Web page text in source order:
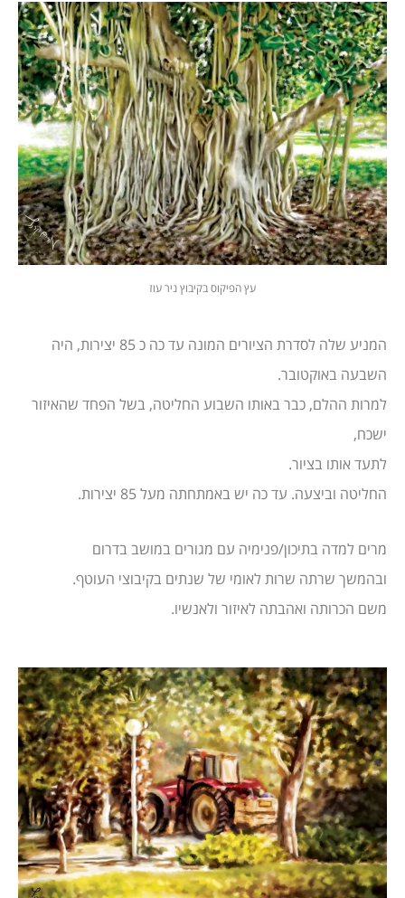
עץ הפיקוס בקיבוץ ניר עוז
המניע שלה לסדרת הציורים המונה עד כה כ 85 יצירות, היה
השבעה באוקטובר.
למרות ההלם, כבר באותו השבוע החליטה, בשל הפחד שהאיזור
ישכח,
לתעד אותו בציור.
החליטה וביצעה. עד כה יש באמתחתה מעל 85 יצירות.
מרים למדה בתיכון/פנימיה עם מגורים במושב בדרום
ובהמשך שרתה שרות לאומי של שנתים בקיבוצי העוטף.
משם הכרותה ואהבתה לאיזור ולאנשיו.